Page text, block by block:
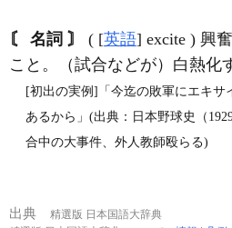
〘 名詞 〙 ( [英語] excite ) 興
こと。（試合などが）白熱化
[初出の実例]「今迄の敗軍にエキサ
あるから」(出典：日本野球史（
合中の大事件、外人教師殴らる)
出典
精選版 日本国語大辞典